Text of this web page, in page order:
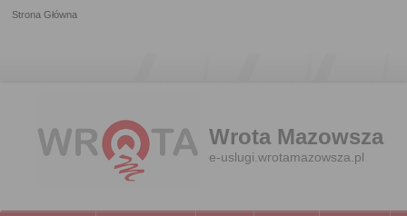
Strona Główna
Wrota Mazowsza
e-uslugi.wrotamazowsza.pl